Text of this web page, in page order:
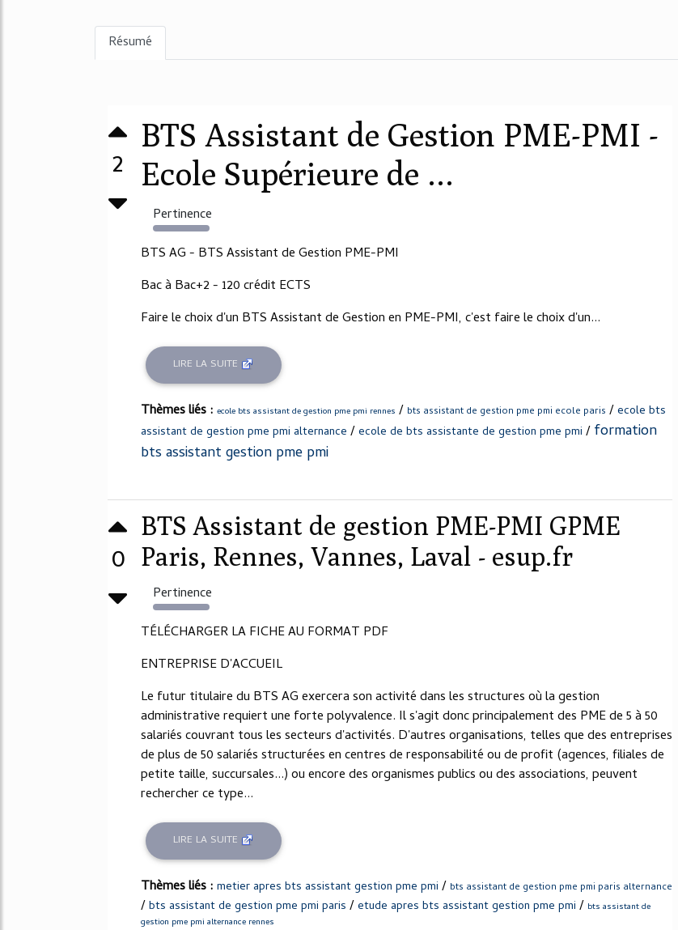
Résumé
2
BTS Assistant de Gestion PME-PMI -
Ecole Supérieure de ...
Pertinence
2170%
BTS AG - BTS Assistant de Gestion PME-PMI
Bac à Bac+2 - 120 crédit ECTS
Faire le choix d'un BTS Assistant de Gestion en PME-PMI, c'est faire le choix d'un...
LIRE LA SUITE
Thèmes liés : ecole bts assistant de gestion pme pmi rennes / bts assistant de gestion pme pmi ecole paris /ecole bts
assistant de gestion pme pmi alternance /ecole de bts assistante de gestion pme pmi /formation
bts assistant gestion pme pmi
0
BTS Assistant de gestion PME-PMI GPME
Paris, Rennes, Vannes, Laval - esup.fr
Pertinence
2187%
TÉLÉCHARGER LA FICHE AU FORMAT PDF
ENTREPRISE D'ACCUEIL
Le futur titulaire du BTS AG exercera son activité dans les structures où la gestion
administrative requiert une forte polyvalence. Il s'agit donc principalement des PME de 5 à 50
salariés couvrant tous les secteurs d'activités. D'autres organisations, telles que des entreprises
de plus de 50 salariés structurées en centres de responsabilité ou de profit (agences, filiales de
petite taille, succursales...) ou encore des organismes publics ou des associations, peuvent
rechercher ce type...
LIRE LA SUITE
Thèmes liés : metier apres bts assistant gestion pme pmi / bts assistant de gestion pme pmi paris alternance
/bts assistant de gestion pme pmi paris /etude apres bts assistant gestion pme pmi / bts assistant de
gestion pme pmi alternance rennes